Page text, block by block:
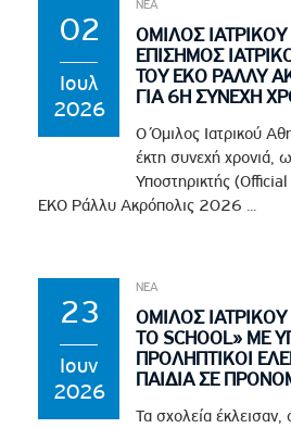
02
Ιουλ
2026
ΝΕΑ
ΟΜΙΛΟΣ
ΕΠΙΣΗΜΟΣ
ΤΟΥ EKO ΡΑΛΛΥ
ΓΙΑ 6Η ΣΥΝΕΧΗ
Ο Όμιλος Ιατρικού
έκτη συνεχή χρονιά,
Υποστηρικτής
EKO Ράλλυ Ακρόπολις 2026 ...
23
Ιουν
2026
ΝΕΑ
ΟΜΙΛΟΣ
TO SCHOOL» ΜΕ
ΠΡΟΛΗΠΤΙΚΟΙ
ΠΑΙΔΙΑ ΣΕ
Τα σχολεία